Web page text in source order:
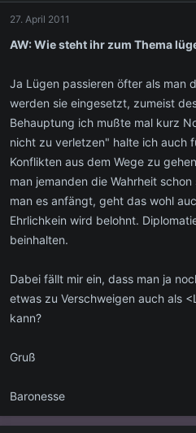
27. April 2011
AW: Wie steht ihr zum Thema
Ja Lügen passieren öfter als man
werden sie eingesetzt, zumeist
Behauptung ich mußte mal kurz
nicht zu verletzen" halte ich auch
Konflikten aus dem Wege zu
man jemanden die Wahrheit
man es anfängt, geht das wohl
Ehrlichkein wird belohnt.
beinhalten.
Dabei fällt mir ein, dass man ja
etwas zu Verschweigen auch als
kann?
Gruß
Baronesse